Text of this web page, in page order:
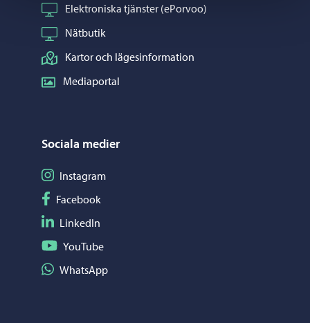
Elektroniska tjänster (ePorvoo)
Nätbutik
Kartor och lägesinformation
Mediaportal
Sociala medier
Följ på Instagram
Instagram
Följ på Facebook
Facebook
Följ på LinkedIn
LinkedIn
Följ på YouTube
YouTube
Dela på WhatsApp
WhatsApp